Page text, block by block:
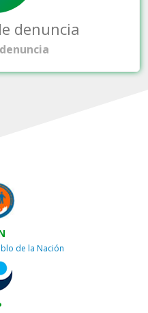
denuncia
de la Nación